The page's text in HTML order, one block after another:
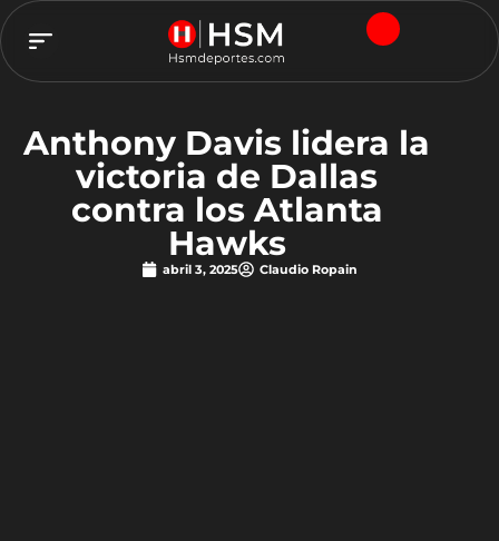
Anthony Davis lidera la
victoria de Dallas
contra los Atlanta
Hawks
abril 3, 2025 Claudio Ropain